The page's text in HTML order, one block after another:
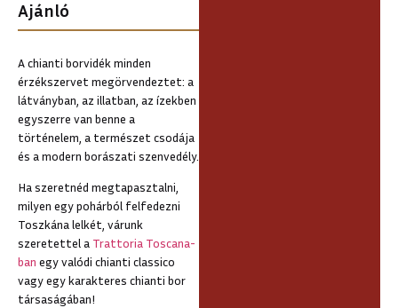
Ajánló
A chianti borvidék minden
érzékszervet megörvendeztet: a
látványban, az illatban, az ízekben
egyszerre van benne a
történelem, a természet csodája
és a modern borászati szenvedély.
Ha szeretnéd megtapasztalni,
milyen egy pohárból felfedezni
Toszkána lelkét, várunk
szeretettel a Trattoria Toscana-
ban egy valódi chianti classico
vagy egy karakteres chianti bor
társaságában!